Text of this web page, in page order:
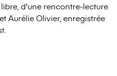
d'une rencontre-lecture
Aurélie Olivier, enregistrée